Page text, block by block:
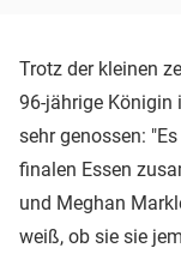
Trotz der kleinen
96-jährige Königin
sehr genossen:
finalen Essen
und Meghan
weiß, ob sie sie